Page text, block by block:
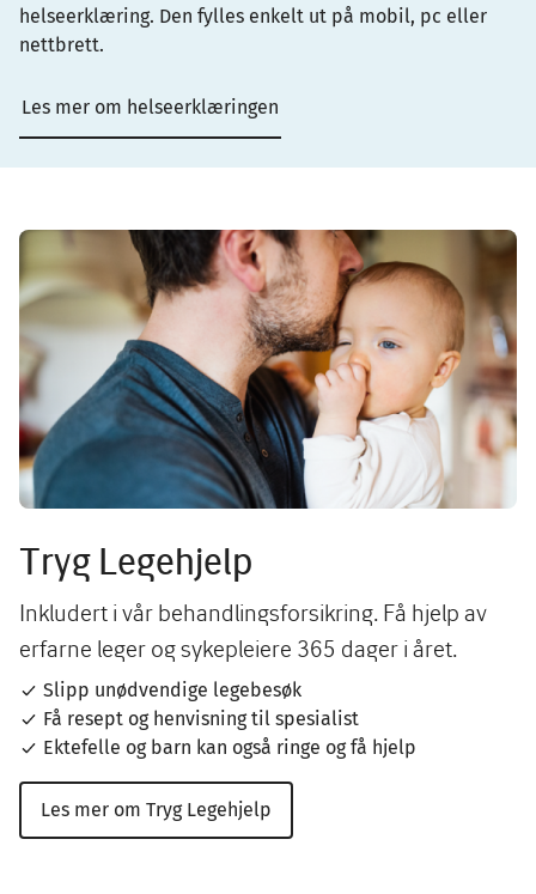
helseerklæring. Den fylles enkelt ut på mobil, pc eller
nettbrett.
Les mer om helseerklæringen
Image
Tryg Legehjelp
Inkludert i vår behandlingsforsikring. Få hjelp av
erfarne leger og sykepleiere 365 dager i året.
Slipp unødvendige legebesøk
Få resept og henvisning til spesialist
Ektefelle og barn kan også ringe og få hjelp
Les mer om Tryg Legehjelp